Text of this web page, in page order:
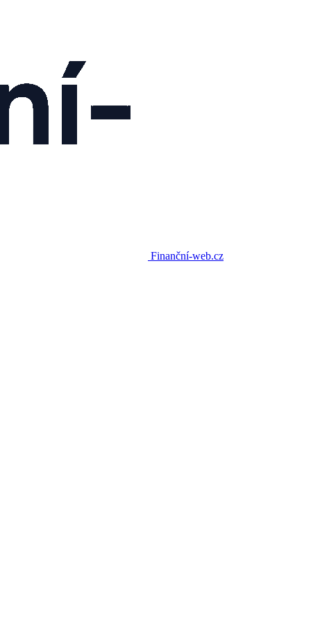
Finanční-web.cz